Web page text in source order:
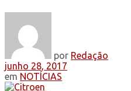
por Redação
junho 28, 2017
em NOTÍCIAS